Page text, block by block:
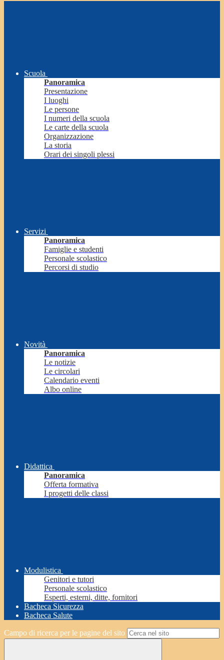
Scuola
Panoramica
Presentazione
I luoghi
Le persone
I numeri della scuola
Le carte della scuola
Organizzazione
La storia
Orari dei singoli plessi
Servizi
Panoramica
Famiglie e studenti
Personale scolastico
Percorsi di studio
Novità
Panoramica
Le notizie
Le circolari
Calendario eventi
Albo online
Didattica
Panoramica
Offerta formativa
I progetti delle classi
Modulistica
Genitori e tutori
Personale scolastico
Esperti, esterni, ditte, fornitori
Bacheca Sicurezza
Bacheca Salute
Campo di ricerca per le pagine del sito